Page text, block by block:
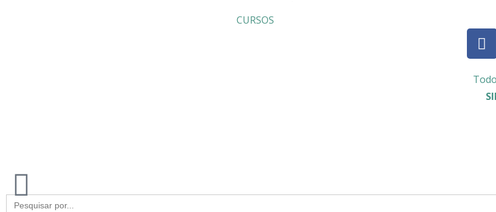
CURSOS
Search
for: